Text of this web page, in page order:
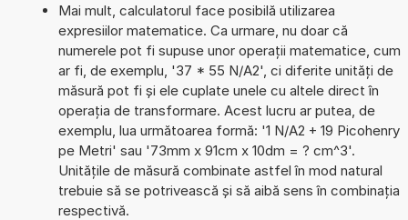
Mai mult, calculatorul face posibilă utilizarea
expresiilor matematice. Ca urmare, nu doar că
numerele pot fi supuse unor operații matematice, cum
ar fi, de exemplu, '37 * 55 N/A2', ci diferite unități de
măsură pot fi și ele cuplate unele cu altele direct în
operația de transformare. Acest lucru ar putea, de
exemplu, lua următoarea formă: '1 N/A2 + 19 Picohenry
pe Metri' sau '73mm x 91cm x 10dm = ? cm^3'.
Unitățile de măsură combinate astfel în mod natural
trebuie să se potrivească și să aibă sens în combinația
respectivă.